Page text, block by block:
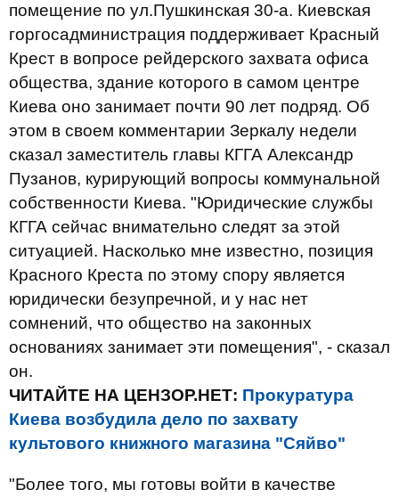
помещение по ул.Пушкинская 30-а. Киевская
горгосадминистрация поддерживает Красный
Крест в вопросе рейдерского захвата офиса
общества, здание которого в самом центре
Киева оно занимает почти 90 лет подряд. Об
этом в своем комментарии Зеркалу недели
сказал заместитель главы КГГА Александр
Пузанов, курирующий вопросы коммунальной
собственности Киева. "Юридические службы
КГГА сейчас внимательно следят за этой
ситуацией. Насколько мне известно, позиция
Красного Креста по этому спору является
юридически безупречной, и у нас нет
сомнений, что общество на законных
основаниях занимает эти помещения", - сказал
он.
ЧИТАЙТЕ НА ЦЕНЗОР.НЕТ: Прокуратура
Киева возбудила дело по захвату
культового книжного магазина "Сяйво"
"Более того, мы готовы войти в качестве